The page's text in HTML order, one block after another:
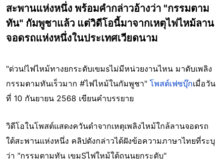
สะพานแห่งหนึ่ง พร้อมคำกล่าวอ้างว่า "กรรมตาม
ทัน" กัมพูชาแล้ว แต่วิดีโอนี้มาจากเหตุไฟไหม้ลาน
จอดรถแห่งหนึ่งในประเทศเวียดนาม
"ด่วน!ไฟไหม้ทางยกระดับเขมsไม่มีหน่วยงานไหน มาดับเพลิง
กรรมตามทันเร็วมาก #ไฟไหม้ในกัมพูชา" โพสต์เฟซบุ๊กเมื่อวัน
ที่ 10 กันยายน 2568 เขียนคำบรรยาย
วิดีโอในโพสต์แสดงควันดำจากเหตุเพลิงไหม้ใกล้ลานจอดรถ
ใต้สะพานแห่งหนึ่ง คลิปดังกล่าวได้ฝังข้อความภาษาไทยที่ระบุ
ว่า "กรรมตามทัน เขมSไฟใหม้ใต้ถนนยกระดับ"